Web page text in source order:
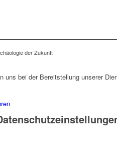
der Zukunft
uns bei der Bereitstellung unserer